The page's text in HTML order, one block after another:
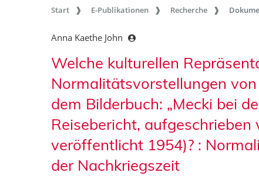
Start E-Publikationen Recherche
Anna Kaethe John
Welche kulturellen
Normalitätsvorstellungen
dem Bilderbuch: „Mecki bei
Reisebericht, aufgeschrieben
veröffentlicht 1954)? :
der Nachkriegszeit